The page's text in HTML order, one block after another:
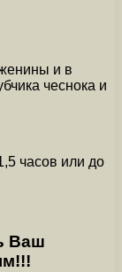
и в
чеснока и
часов или до
Ваш